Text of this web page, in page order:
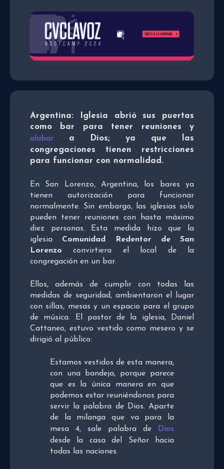
Argentina: Iglesia abrió sus puertas
como bar para tener reuniones y
alabar a Dios; ya que las
congregaciones tienen restricciones
para funcionar con normalidad.
En San Lorenzo, Argentina, los bares ya
tienen autorización para funcionar
normalmente. Sin embargo, las iglesias solo
pueden tener reuniones con hasta máximo
diez personas. Esta medida hizo que la
iglesia Comunidad Redentor de San
Lorenzo convirtiera el local de la
congregación en un bar.
Ellos, además de cumplir con todas las
medidas de seguridad, ambientaron el lugar
con sillas, mesas y un espacio para el grupo
de música. El pastor de la iglesia, Daniel
Cattaneo, estuvo vestido como mesero y se
dirigió al público:
Estamos vestidos de esta manera,
con una bandeja, porque parece
que es la única manera en que
podemos estar reuniéndonos para
servir la palabra de Dios. Aparte
de la milanga que va para la
mesa 4, sale palabra de Dios
desde la casa del Señor hacia
todas las naciones.